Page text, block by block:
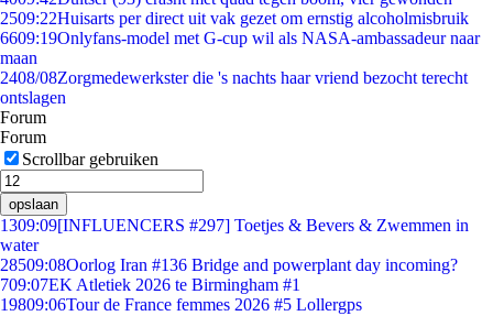
2509:22Huisarts per direct uit vak gezet om ernstig alcoholmisbruik
6609:19Onlyfans-model met G-cup wil als NASA-ambassadeur naar
maan
2408/08Zorgmedewerkster die 's nachts haar vriend bezocht terecht
ontslagen
Forum
Forum
Scrollbar gebruiken
opslaan
1309:09[INFLUENCERS #297] Toetjes & Bevers & Zwemmen in
water
28509:08Oorlog Iran #136 Bridge and powerplant day incoming?
709:07EK Atletiek 2026 te Birmingham #1
19809:06Tour de France femmes 2026 #5 Lollergps